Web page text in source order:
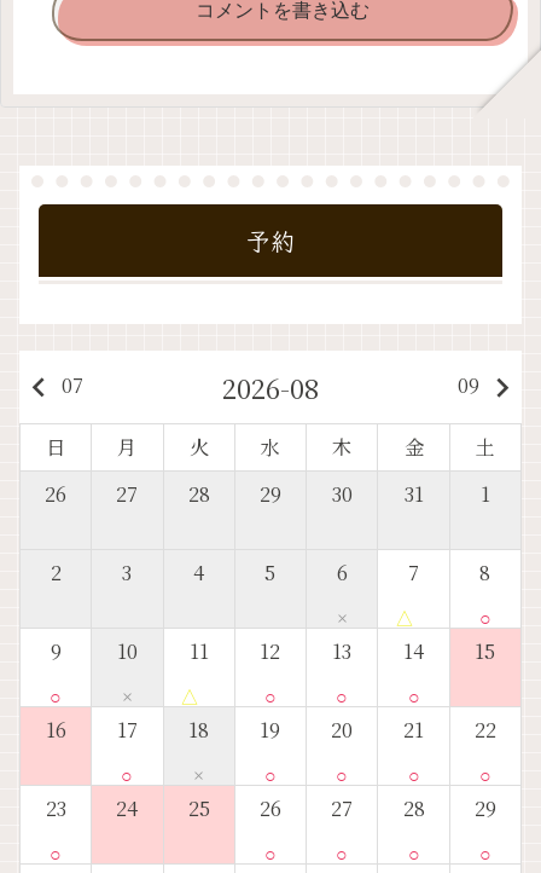
コメントを書き込む
予約
keyboard_arrow_left 07 2026-08 09 keyboard_arrow_right
日 月 火 水 木 金
土
26
27 28 29 30 31 1
2 3 4 5 6
×
7
△
8
○
9
○
10
×
11
△
12
○
13
○
14
○
15
16 17
○
18
×
19
○
20
○
21
○
22
○
23
○
24 25 26
○
27
○
28
○
29
○